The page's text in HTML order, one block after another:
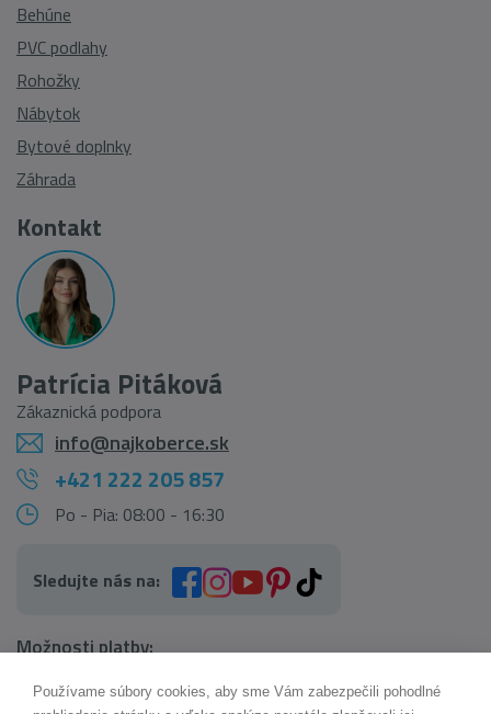
Behúne
PVC podlahy
Rohožky
Nábytok
Bytové doplnky
Záhrada
Kontakt
Patrícia Pitáková
Zákaznická podpora
info@najkoberce.sk
+421 222 205 857
Po - Pia: 08:00 - 16:30
Sledujte nás na:
Možnosti platby:
AI pomocník Maxík
Používame súbory cookies, aby sme Vám zabezpečili pohodlné